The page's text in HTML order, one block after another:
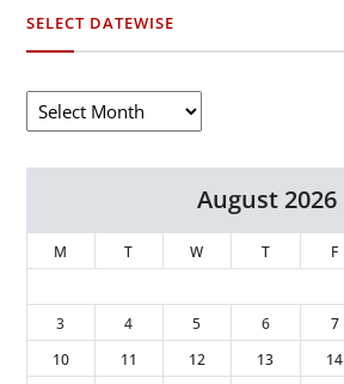
SELECT DATEWISE
August 2026
M T W T F
3
4 5 6 7
10
11 12 13 14